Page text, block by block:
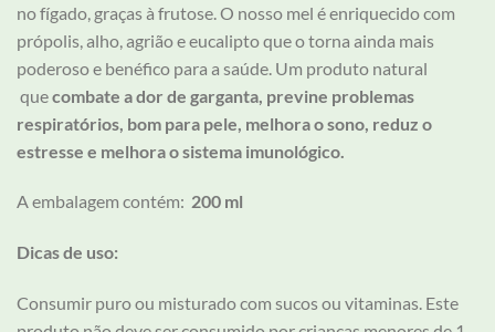
no fígado, graças à frutose. O nosso mel é enriquecido com
própolis, alho, agrião e eucalipto que o torna ainda mais
poderoso e benéfico para a saúde. Um produto natural
quecombate a dor de garganta, previne problemas
respiratórios, bom para pele, melhora o sono, reduz o
estresse e melhora o sistema imunológico.
A embalagem contém: 200 ml
Dicas de uso:
Consumir puro ou misturado com sucos ou vitaminas. Este